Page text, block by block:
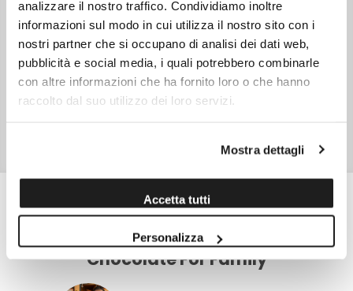
analizzare il nostro traffico. Condividiamo inoltre
informazioni sul modo in cui utilizza il nostro sito con i
nostri partner che si occupano di analisi dei dati web,
pubblicità e social media, i quali potrebbero combinarle
con altre informazioni che ha fornito loro o che hanno
raccolto dal suo utilizzo dei loro servizi.
Mostra dettagli
Accetta tutti
Personalizza
Prodotto in Italia
NOTE
Può contenere frutta a guscio (pistacchi, mandorle,
nocciole).
SKU
Scopri altri prodotti di
Chocolate For Family